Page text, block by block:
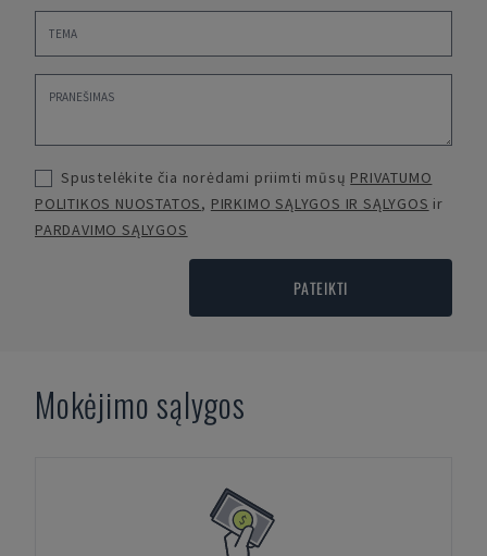
Spustelėkite čia norėdami priimti mūsų PRIVATUMO
POLITIKOS NUOSTATOS, PIRKIMO SĄLYGOS IR SĄLYGOS ir
PARDAVIMO SĄLYGOS
PATEIKTI
Mokėjimo sąlygos